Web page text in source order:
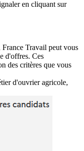
en cliquant sur
Travail peut vous
d'offres. Ces
des critères que vous
d'ouvrier agricole,